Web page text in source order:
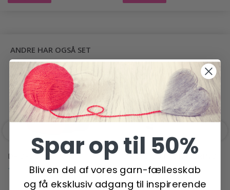
ANDRE HAR OGSÅ SET
DROPS SAFRAN
12,95 DKK
DROPS COTTON MERINO
23,95 DKK
Spar op til 50%
Bliv en del af vores garn-fællesskab
og få eksklusiv adgang til inspirerende